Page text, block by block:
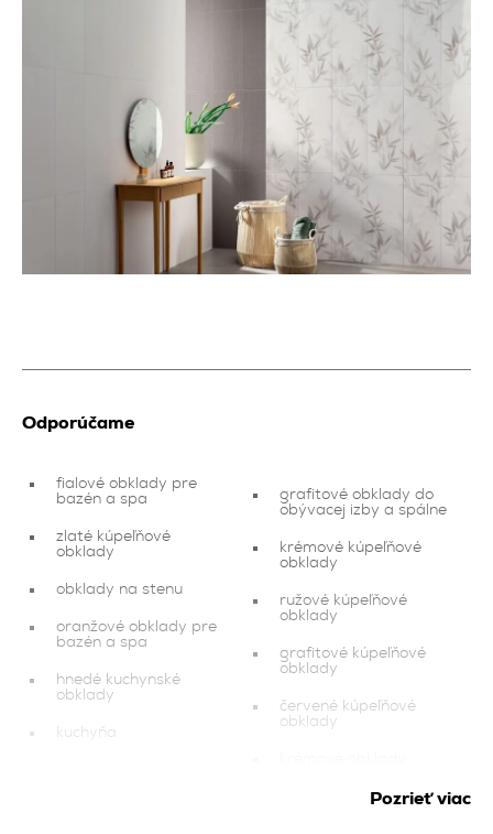
Odporúčame
fialové obklady pre
bazén a spa
zlaté kúpeľňové
obklady
obklady na stenu
oranžové obklady pre
bazén a spa
hnedé kuchynské
obklady
kuchyňa
grafitové obklady do
obývacej izby a spálne
krémové kúpeľňové
obklady
ružové kúpeľňové
obklady
grafitové kúpeľňové
obklady
červené kúpeľňové
obklady
oranžové obklady do
Pozrieť viac